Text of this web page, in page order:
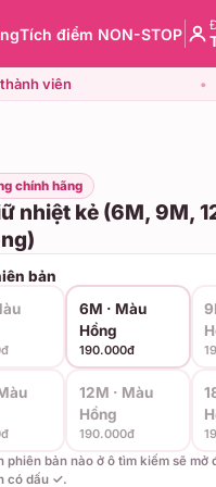
Tích điểm NON-STOP
viên •
chính hãng
nhiệt kẻ (6M, 9M,
bản
6M · Màu
Hồng
190.000đ
12M · Màu
Hồng
190.000đ
phiên bản nào ở ô tìm kiếm sẽ
có dấu ✓.